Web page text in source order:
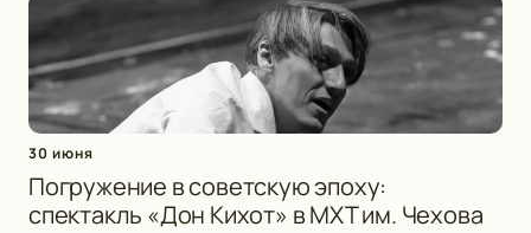
30 июня
Погружение в советскую эпоху:
спектакль «Дон Кихот» в МХТ им. Чехова